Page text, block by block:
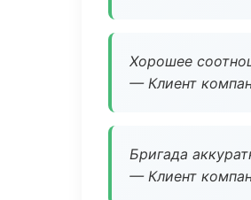
Хорошее
— Клиент
Бригада
— Клиент